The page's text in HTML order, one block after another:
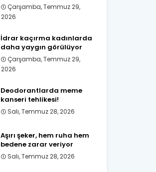
Çarşamba, Temmuz 29,
2026
İdrar kaçırma kadınlarda
daha yaygın görülüyor
Çarşamba, Temmuz 29,
2026
Deodorantlarda meme
kanseri tehlikesi!
Salı, Temmuz 28, 2026
Aşırı şeker, hem ruha hem
bedene zarar veriyor
Salı, Temmuz 28, 2026